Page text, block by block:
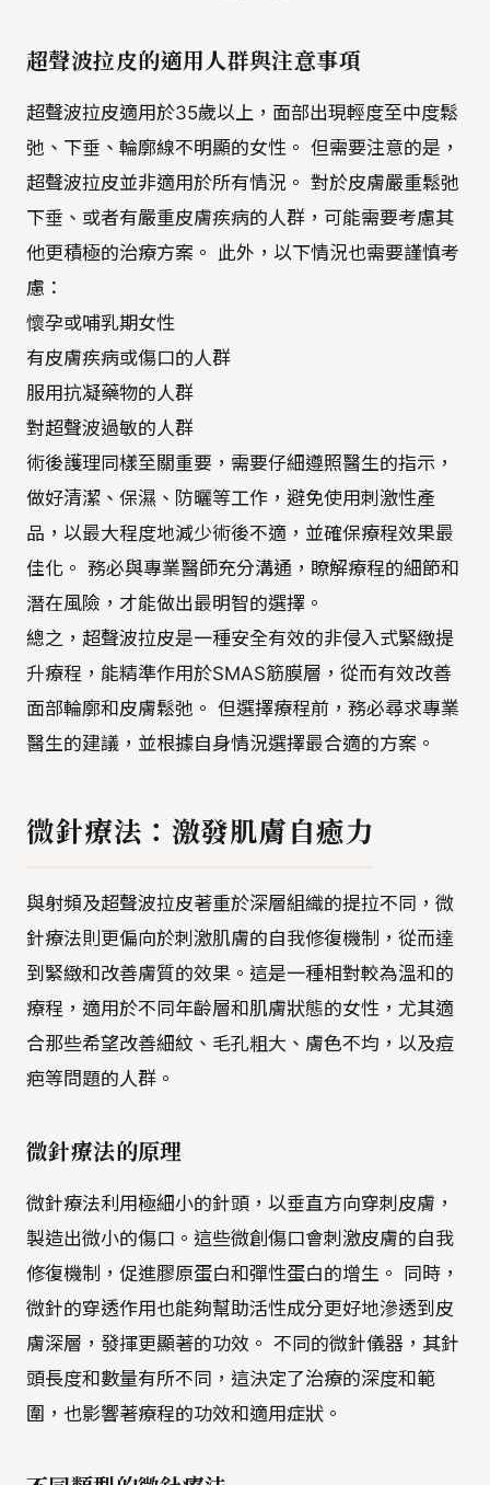
超聲波拉皮的適用人群與注意事項
超聲波拉皮適用於35歲以上，面部出現輕度至中度鬆
弛、下垂、輪廓線不明顯的女性。 但需要注意的是，
超聲波拉皮並非適用於所有情況。 對於皮膚嚴重鬆弛
下垂、或者有嚴重皮膚疾病的人群，可能需要考慮其
他更積極的治療方案。 此外，以下情況也需要謹慎考
慮：
懷孕或哺乳期女性
有皮膚疾病或傷口的人群
服用抗凝藥物的人群
對超聲波過敏的人群
術後護理同樣至關重要，需要仔細遵照醫生的指示，
做好清潔、保濕、防曬等工作，避免使用刺激性產
品，以最大程度地減少術後不適，並確保療程效果最
佳化。 務必與專業醫師充分溝通，瞭解療程的細節和
潛在風險，才能做出最明智的選擇。
總之，超聲波拉皮是一種安全有效的非侵入式緊緻提
升療程，能精準作用於SMAS筋膜層，從而有效改善
面部輪廓和皮膚鬆弛。 但選擇療程前，務必尋求專業
醫生的建議，並根據自身情況選擇最合適的方案。
微針療法：激發肌膚自癒力
與射頻及超聲波拉皮著重於深層組織的提拉不同，微
針療法則更偏向於刺激肌膚的自我修復機制，從而達
到緊緻和改善膚質的效果。這是一種相對較為溫和的
療程，適用於不同年齡層和肌膚狀態的女性，尤其適
合那些希望改善細紋、毛孔粗大、膚色不均，以及痘
疤等問題的人群。
微針療法的原理
微針療法利用極細小的針頭，以垂直方向穿刺皮膚，
製造出微小的傷口。這些微創傷口會刺激皮膚的自我
修復機制，促進膠原蛋白和彈性蛋白的增生。 同時，
微針的穿透作用也能夠幫助活性成分更好地滲透到皮
膚深層，發揮更顯著的功效。 不同的微針儀器，其針
頭長度和數量有所不同，這決定了治療的深度和範
圍，也影響著療程的功效和適用症狀。